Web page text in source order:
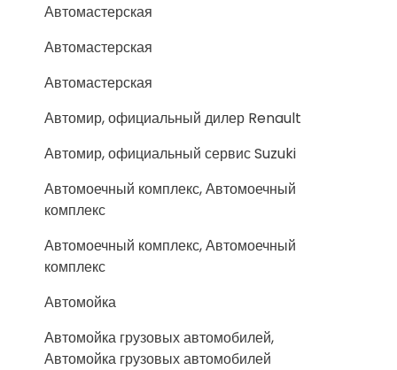
Автомастерская
Автомастерская
Автомастерская
Автомир, официальный дилер Renault
Автомир, официальный сервис Suzuki
Автомоечный комплекс, Автомоечный
комплекс
Автомоечный комплекс, Автомоечный
комплекс
Автомойка
Автомойка грузовых автомобилей,
Автомойка грузовых автомобилей